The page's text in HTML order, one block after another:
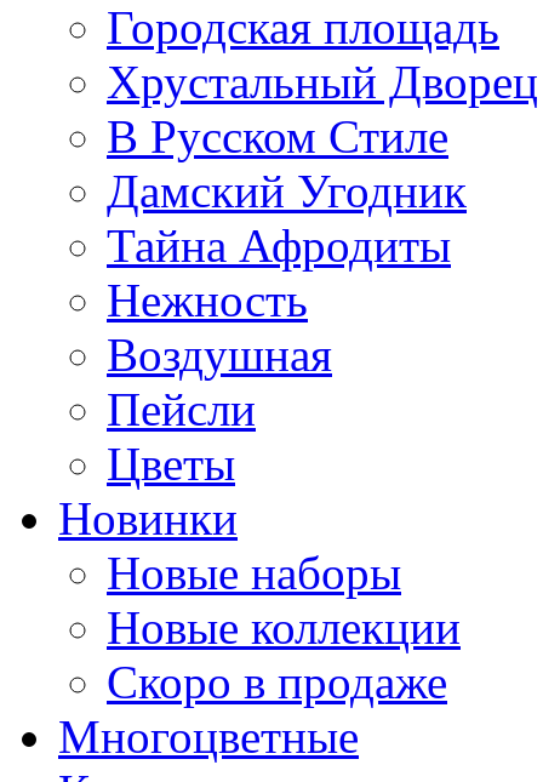
Городская площадь
Хрустальный Дворец
В Русском Стиле
Дамский Угодник
Тайна Афродиты
Нежность
Воздушная
Пейсли
Цветы
Новинки
Новые наборы
Новые коллекции
Скоро в продаже
Многоцветные